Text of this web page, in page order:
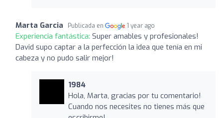
Marta Garcia Publicada en 1 year ago
Experiencia fantástica: Super amables y profesionales!
David supo captar a la perfección la idea que tenía en mi
cabeza y no pudo salir mejor!
1984
Hola, Marta, gracias por tu comentario!
Cuando nos necesites no tienes más que